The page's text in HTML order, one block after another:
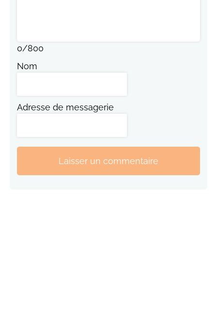
0/800
Nom
Adresse de messagerie
Laisser un commentaire